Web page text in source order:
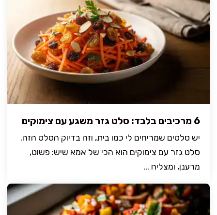
6 מרכיבים בלבד: סלט גזר משגע עם צימוקים
יש סלטים שמריחים לי כמו בית, וזה בדיוק הסלט הזה.
סלט גזר עם צימוקים הוא הכי של אמא שיש: פשוט,
מרענן, ומצליח ...